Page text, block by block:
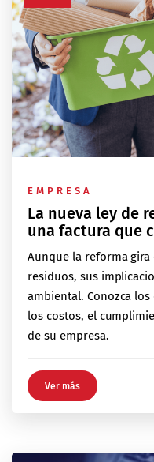
EMPRESA
La nueva ley de
una factura que
Aunque la reforma
residuos, sus
ambiental. Conozca
los costos, el
de su empresa.
Ver más